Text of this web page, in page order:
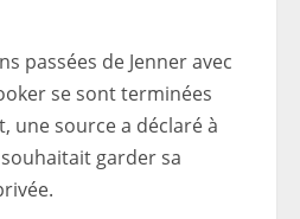
passées de Jenner avec
se sont terminées
une source a déclaré à
souhaitait garder sa